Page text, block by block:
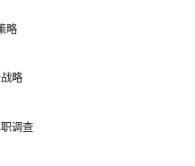
略
略
调查